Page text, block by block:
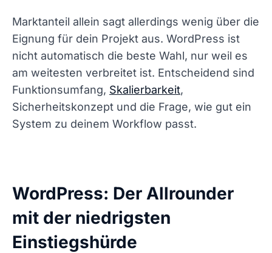
Marktanteil allein sagt allerdings wenig über die
Eignung für dein Projekt aus. WordPress ist
nicht automatisch die beste Wahl, nur weil es
am weitesten verbreitet ist. Entscheidend sind
Funktionsumfang, Skalierbarkeit,
Sicherheitskonzept und die Frage, wie gut ein
System zu deinem Workflow passt.
WordPress: Der Allrounder
mit der niedrigsten
Einstiegshürde